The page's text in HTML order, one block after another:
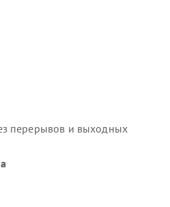
перерывов и выходных